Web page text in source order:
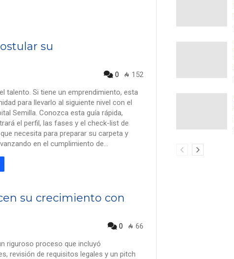
su
0 152
talento. Si tiene un emprendimiento, esta
para llevarlo al siguiente nivel con el
Semilla. Conozca esta guía rápida,
el perfil, las fases y el check-list de
necesita para preparar su carpeta y
en el cumplimiento de…
su crecimiento con
0 66
riguroso proceso que incluyó
revisión de requisitos legales y un pitch